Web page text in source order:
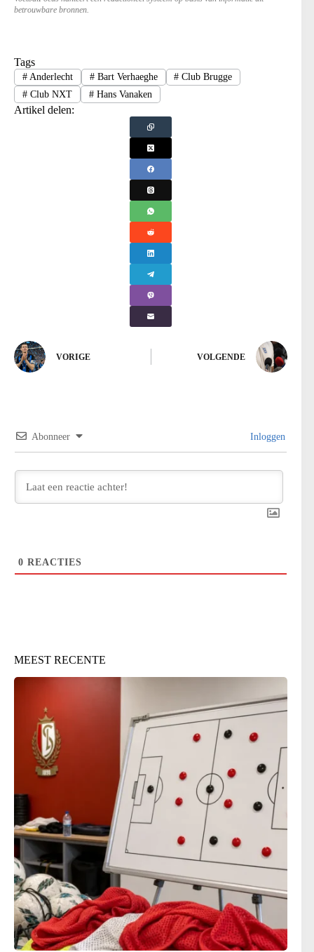
betrouwbare bronnen.
Tags
#Anderlecht #Bart Verhaeghe # Club Brugge
#Club NXT #Hans Vanaken
Artikel delen:
VORIGE VOLGENDE
Abonneer Inloggen
0 REACTIES
MEEST RECENTE